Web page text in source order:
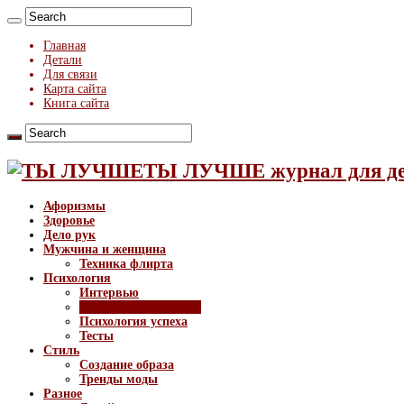
Главная
Детали
Для связи
Карта сайта
Книга сайта
ТЫ ЛУЧШЕ журнал для
Афоризмы
Здоровье
Дело рук
Мужчина и женщина
Техника флирта
Психология
Интервью
Психология успеха
Тесты
Стиль
Создание образа
Тренды моды
Разное